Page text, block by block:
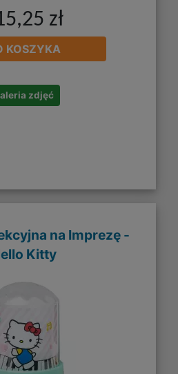
zł
KOSZYKA
zdjęć
na Imprezę -
Kitty